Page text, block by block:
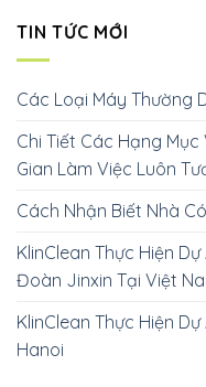
TIN TỨC MỚI
Các Loại Máy Thường
Chi Tiết Các Hạng
Gian Làm Việc Luôn
Cách Nhận Biết Nhà
KlinClean Thực Hiện
Đoàn Jinxin Tại Việt
KlinClean Thực Hiện
Hanoi